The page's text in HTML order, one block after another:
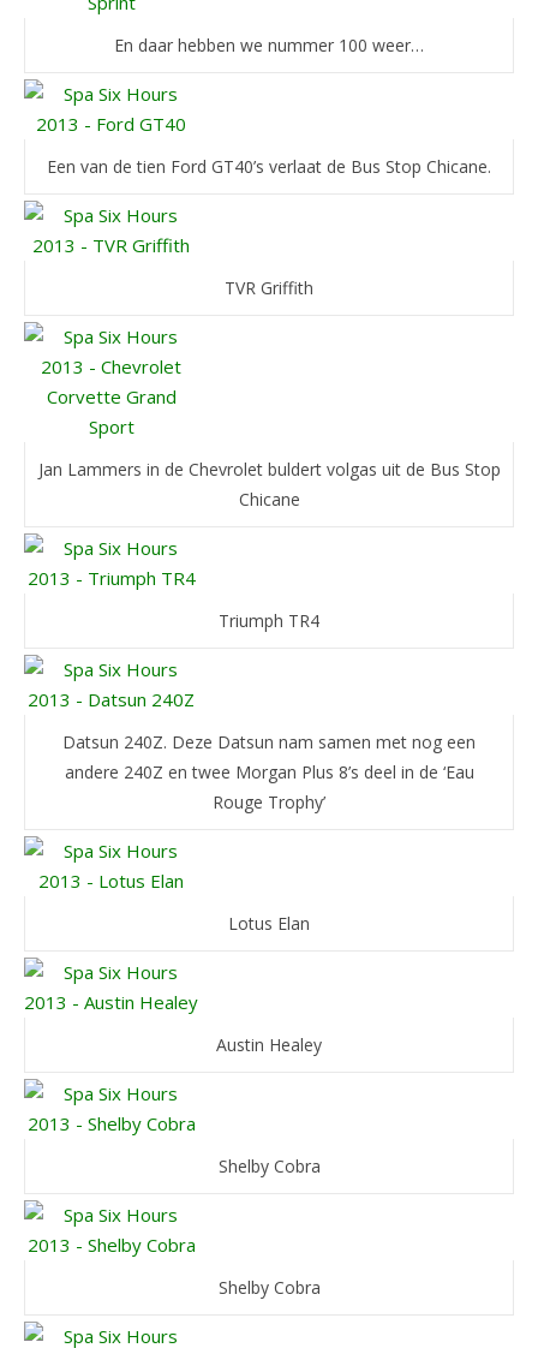
En daar hebben we nummer 100 weer…
Een van de tien Ford GT40’s verlaat de Bus Stop Chicane.
TVR Griffith
Jan Lammers in de Chevrolet buldert volgas uit de Bus Stop
Chicane
Triumph TR4
Datsun 240Z. Deze Datsun nam samen met nog een
andere 240Z en twee Morgan Plus 8’s deel in de ‘Eau
Rouge Trophy’
Lotus Elan
Austin Healey
Shelby Cobra
Shelby Cobra